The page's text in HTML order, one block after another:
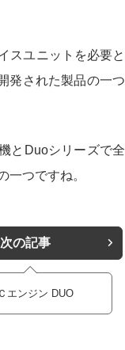
スユニットを必要と
発された製品の一つ
とDuoシリーズで全
つですね。
次の記事
エンジン DUO